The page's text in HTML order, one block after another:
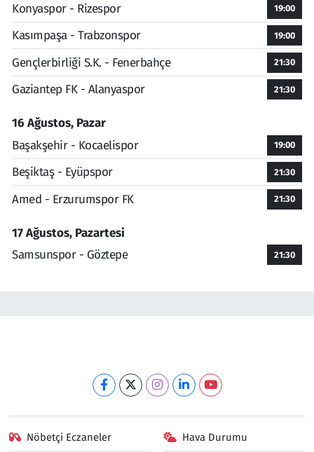
Konyaspor - Rizespor
19:00
Kasımpaşa - Trabzonspor 19:00
Gençlerbirliği S.K. - Fenerbahçe 21:30
Gaziantep FK - Alanyaspor 21:30
16 Ağustos, Pazar
Başakşehir - Kocaelispor
19:00
Beşiktaş - Eyüpspor 21:30
Amed - Erzurumspor FK 21:30
17 Ağustos, Pazartesi
Samsunspor - Göztepe
21:30
Nöbetçi Eczaneler Hava Durumu